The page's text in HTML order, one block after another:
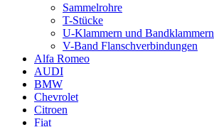
Sammelrohre
T-Stücke
U-Klammern und Bandklammern
V-Band Flanschverbindungen
Alfa Romeo
AUDI
BMW
Chevrolet
Citroen
Fiat